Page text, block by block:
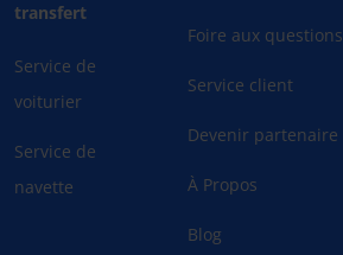
transfert
Service de
voiturier
Service de
navette
Foire aux questions
Service client
Devenir partenaire
À Propos
Blog